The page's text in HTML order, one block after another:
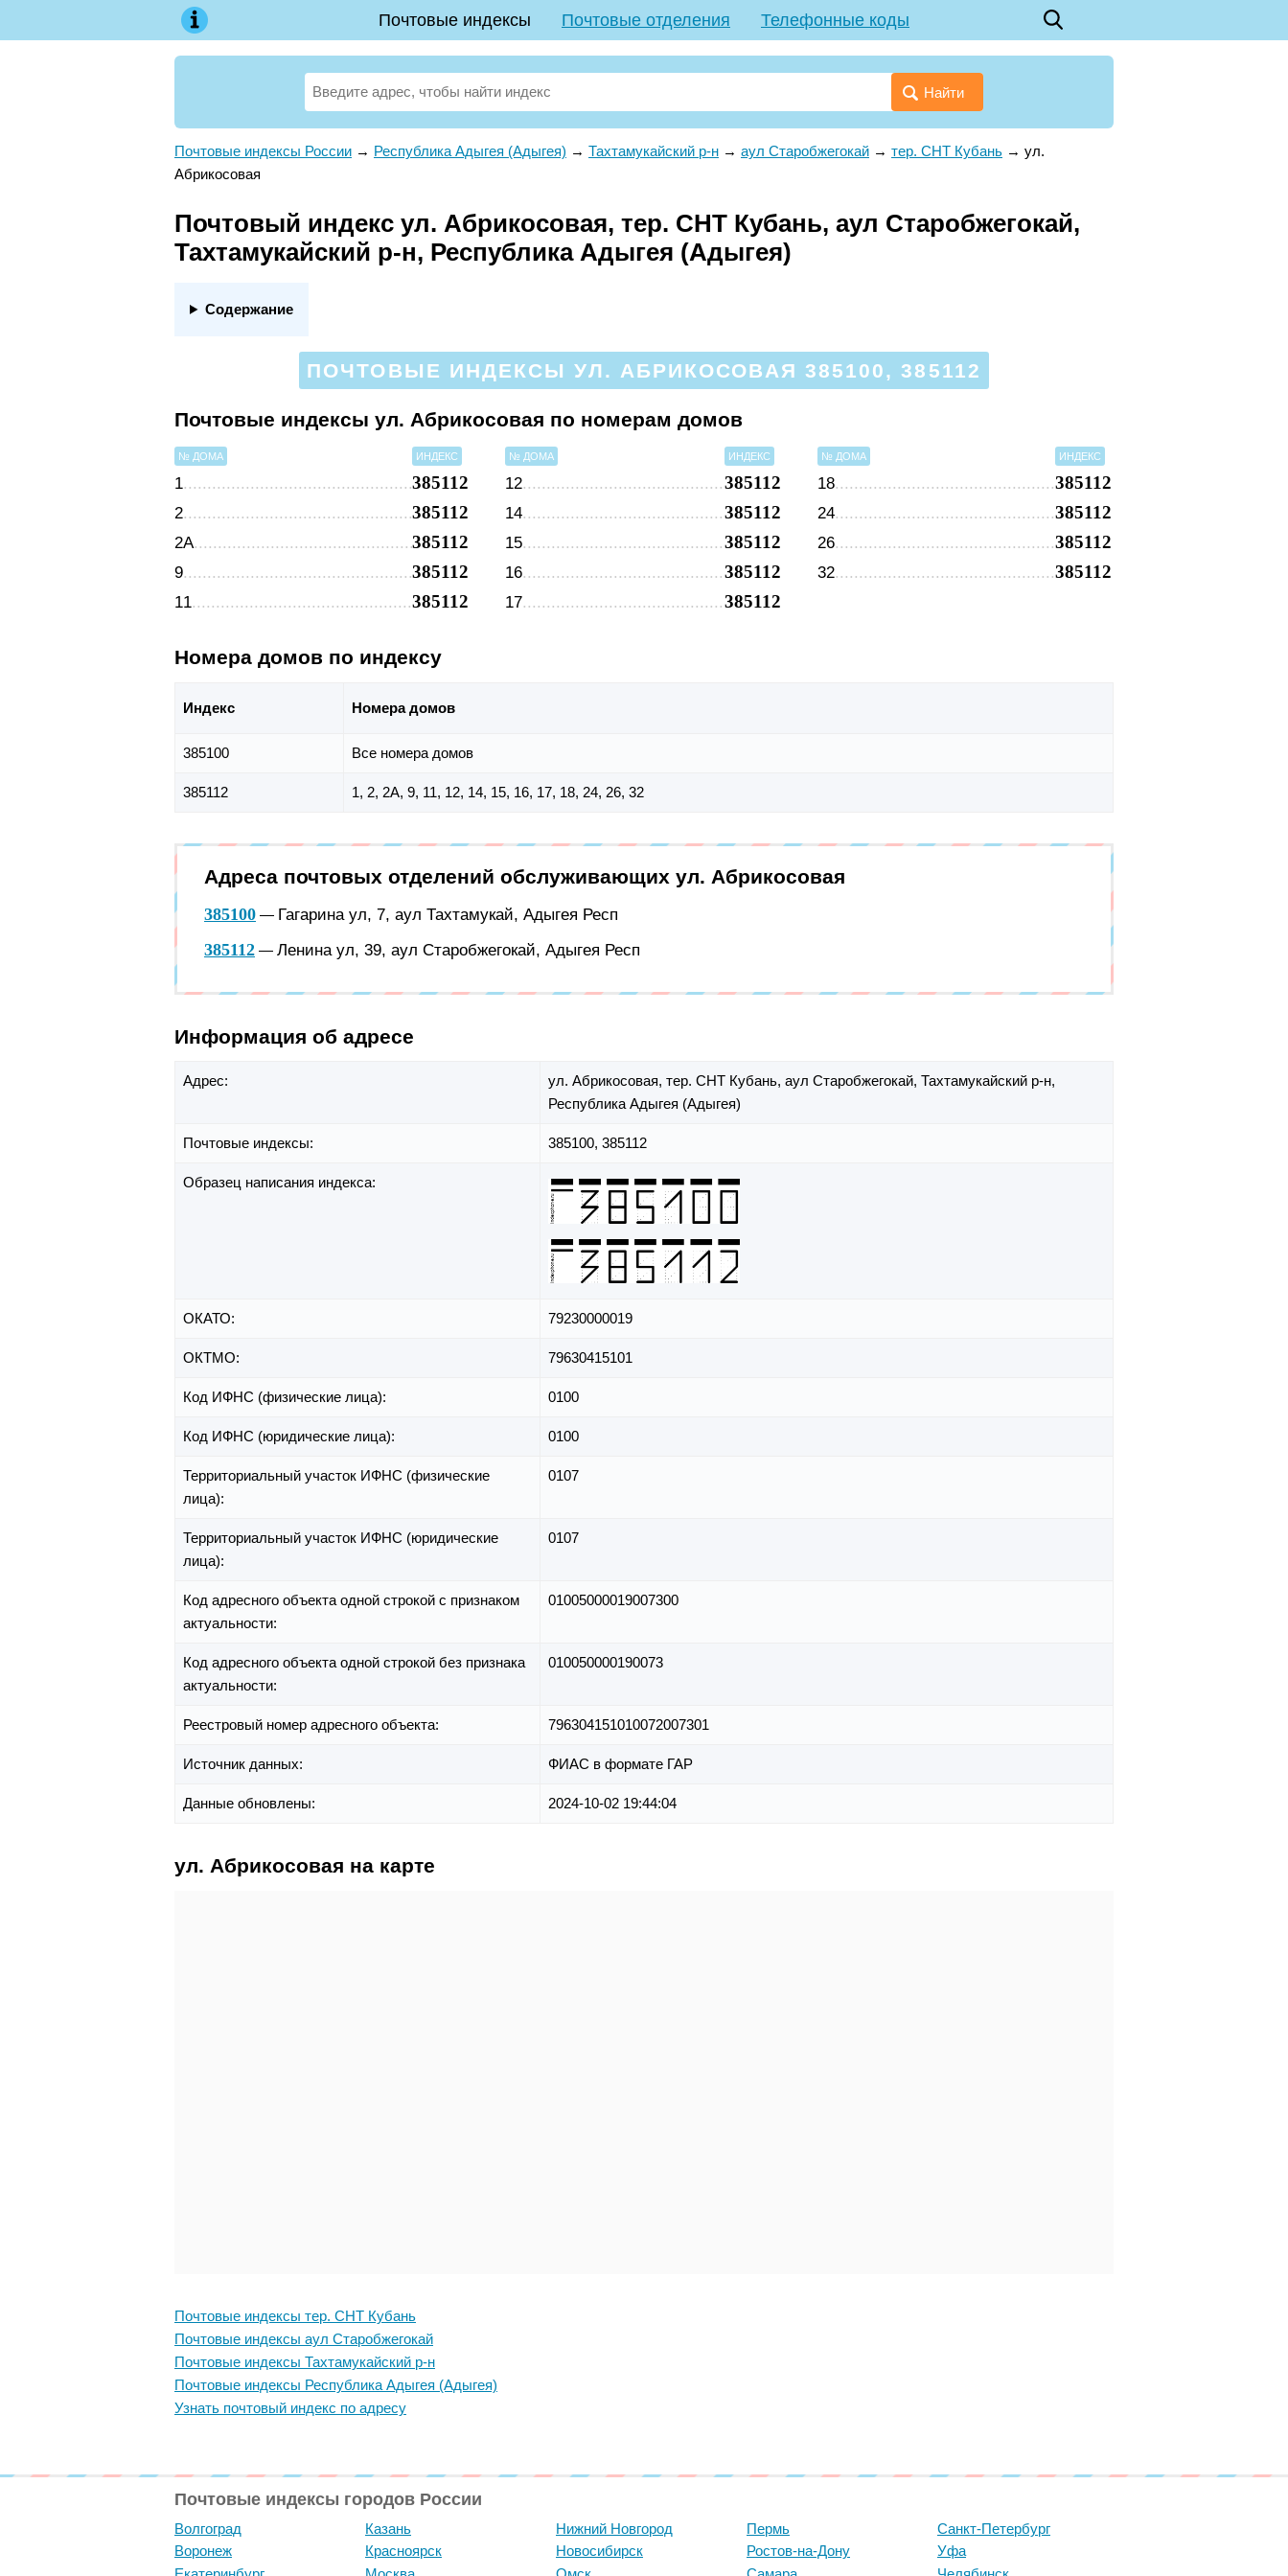
Почтовые индексы Почтовые отделения Телефонные коды
Найти
Почтовые индексы России → Республика Адыгея (Адыгея) → Тахтамукайский р-н → аул Старобжегокай → тер. СНТ Кубань → ул.
Абрикосовая
Почтовый индекс ул. Абрикосовая, тер. СНТ Кубань, аул Старобжегокай,
Тахтамукайский р-н, Республика Адыгея (Адыгея)
Содержание
ПОЧТОВЫЕ ИНДЕКСЫ УЛ. АБРИКОСОВАЯ 385100, 385112
Почтовые индексы ул. Абрикосовая по номерам домов
№ ДОМА ИНДЕКС
1 385112
2 385112
2А 385112
9 385112
11 385112
№ ДОМА ИНДЕКС
12 385112
14 385112
15 385112
16 385112
17 385112
№ ДОМА ИНДЕКС
18 385112
24 385112
26 385112
32 385112
Номера домов по индексу
Индекс Номера домов
385100 Все номера домов
385112 1, 2, 2А, 9, 11, 12, 14, 15, 16, 17, 18, 24, 26, 32
Адреса почтовых отделений обслуживающих ул. Абрикосовая
385100 — Гагарина ул, 7, аул Тахтамукай, Адыгея Респ
385112 — Ленина ул, 39, аул Старобжегокай, Адыгея Респ
Информация об адресе
Адрес: ул. Абрикосовая, тер. СНТ Кубань, аул Старобжегокай, Тахтамукайский р-н,
Республика Адыгея (Адыгея)
Почтовые индексы: 385100, 385112
Образец написания индекса:
ОКАТО: 79230000019
ОКТМО: 79630415101
Код ИФНС (физические лица): 0100
Код ИФНС (юридические лица): 0100
Территориальный участок ИФНС (физические
лица):
0107
Территориальный участок ИФНС (юридические
лица):
0107
Код адресного объекта одной строкой с признаком
актуальности:
01005000019007300
Код адресного объекта одной строкой без признака
актуальности:
010050000190073
Реестровый номер адресного объекта: 796304151010072007301
Источник данных: ФИАС в формате ГАР
Данные обновлены: 2024-10-02 19:44:04
ул. Абрикосовая на карте
Почтовые индексы тер. СНТ Кубань
Почтовые индексы аул Старобжегокай
Почтовые индексы Тахтамукайский р-н
Почтовые индексы Республика Адыгея (Адыгея)
Узнать почтовый индекс по адресу
Почтовые индексы городов России
Волгоград
Воронеж
Казань
Красноярск
Нижний Новгород
Новосибирск
Пермь
Ростов-на-Дону
Санкт-Петербург
Уфа